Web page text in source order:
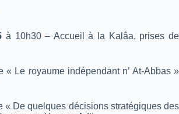
à 10h30 – Accueil à la Kalâa, prises de
« Le royaume indépendant n’ At-Abbas »
« De quelques décisions stratégiques des